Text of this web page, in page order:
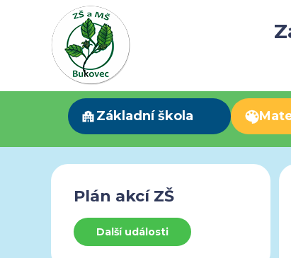
Základní škola
Plán akcí ZŠ
Další události